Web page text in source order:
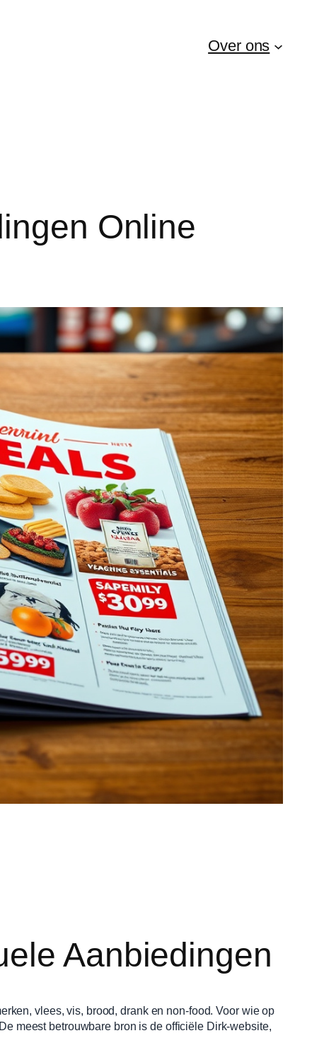
Over ons
Online
Aanbiedingen
vlees, vis, brood, drank en non-food. Voor wie op
meest betrouwbare bron is de officiële Dirk-website,